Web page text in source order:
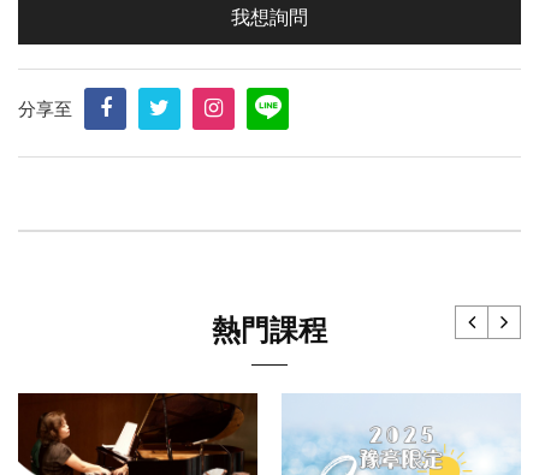
我想詢問
分享至
熱門課程